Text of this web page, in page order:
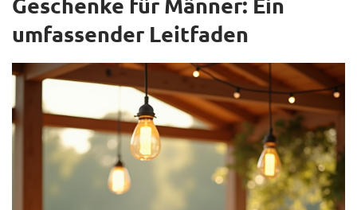
umfassender Leitfaden